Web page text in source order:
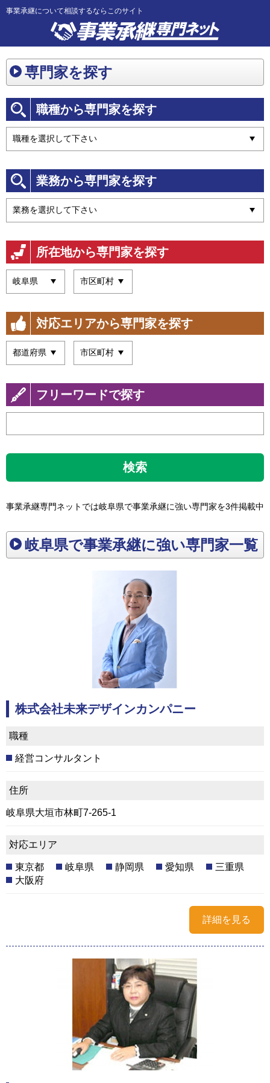
事業承継について相談するならこのサイト
専門家を探す
職種から専門家を探す
業務から専門家を探す
所在地から専門家を探す
対応エリアから専門家を探す
フリーワードで探す
検索
事業承継専門ネットでは岐阜県で事業承継に強い専門家を3件掲載中
岐阜県で事業承継に強い専門家一覧
株式会社未来デザインカンパニー
職種
経営コンサルタント
住所
岐阜県大垣市林町7-265-1
対応エリア
東京都 岐阜県 静岡県 愛知県
三重県
大阪府
詳細を見る